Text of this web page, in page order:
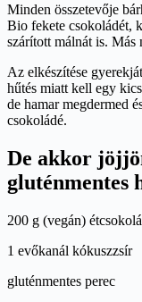
Minden összetevője
Bio fekete csokoládét,
szárított málnát is. Más
Az elkészítése
hűtés miatt kell egy
de hamar megdermed
csokoládé.
De akkor
gluténmentes
200 g (vegán)
1 evőkanál kókuszzsír
gluténmentes perec